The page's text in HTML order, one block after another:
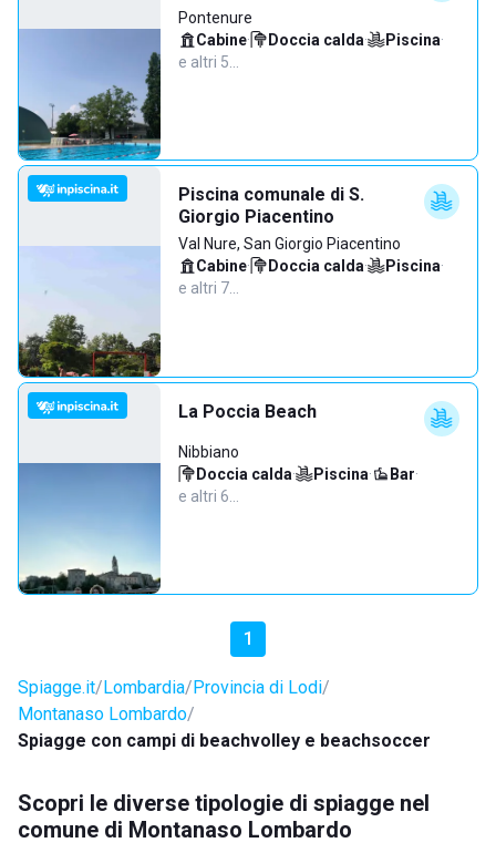
Pontenure
Cabine· Doccia calda· Piscina·
e altri 5…
Piscina comunale di S.
Giorgio Piacentino
Val Nure, San Giorgio Piacentino
Cabine· Doccia calda· Piscina·
e altri 7…
La Poccia Beach
Nibbiano
Doccia calda· Piscina· Bar·
e altri 6…
1
Spiagge.it Lombardia Provincia di Lodi
Montanaso Lombardo
Spiagge con campi di beachvolley e beachsoccer
Scopri le diverse tipologie di spiagge nel
comune di Montanaso Lombardo